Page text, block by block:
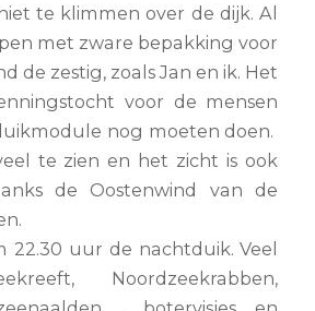
te klimmen over de dijk. Al
met zware bepakking voor
de zestig, zoals Jan en ik. Het
voor de mensen
nog moeten doen.
te zien en het zicht is ook
de Oostenwind van de
22.30 uur de nachtduik. Veel
Noordzeekrabben,